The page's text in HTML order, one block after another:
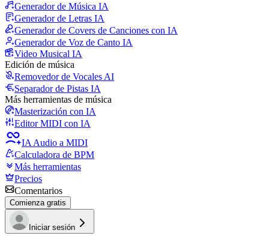
Generador de Música IA
Generador de Letras IA
Generador de Covers de Canciones con IA
Generador de Voz de Canto IA
Video Musical IA
Edición de música
Removedor de Vocales AI
Separador de Pistas IA
Más herramientas de música
Masterización con IA
Editor MIDI con IA
IA Audio a MIDI
Calculadora de BPM
Más herramientas
Precios
Comentarios
Comienza gratis
Iniciar sesión